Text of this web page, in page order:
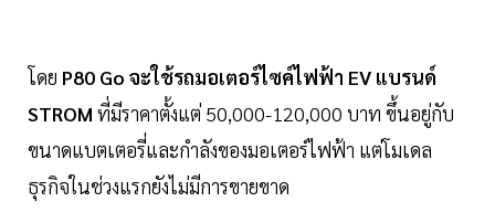
โดย P80 Go จะใช้รถมอเตอร์ไซค์ไฟฟ้า EV แบรนด์
STROM ที่มีราคาตั้งแต่ 50,000-120,000 บาท ขึ้นอยู่กับ
ขนาดแบตเตอรี่และกำลังของมอเตอร์ไฟฟ้า แต่โมเดล
ธุรกิจในช่วงแรกยังไม่มีการขายขาด